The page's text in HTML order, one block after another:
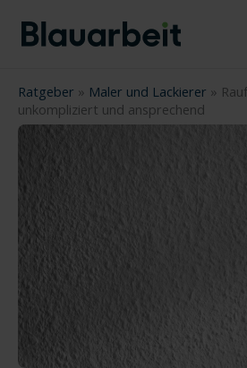
Inhalt
springen
Ratgeber » Maler und Lackierer »
unkompliziert und ansprechend